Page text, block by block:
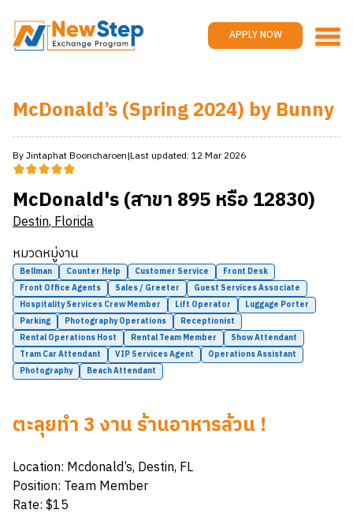
APPLY NOW
Work and travel
Promotions
APPLY NOW
McDonald’s (Spring 2024) by Bunny
ByJintaphatBooncharoen|Last updated: 12 Mar 2026
McDonald's (สาขา 895 หรือ 12830)
Destin,Florida
หมวดหมู่งาน
Bellman Counter Help Customer Service
Front Desk
Front Office Agents
Sales / Greeter
Guest Services Associate
Hospitality Services Crew Member
Lift Operator
Luggage Porter
Parking
Photography Operations
Receptionist
Rental Operations Host
Rental Team Member
Show Attendant
Tram Car Attendant
VIP Services Agent
Operations Assistant
Photography
Beach Attendant
ตะลุยทำ 3 งาน ร้านอาหารล้วน !
Location: Mcdonald’s, Destin, FL
Position: Team Member
Rate: $15